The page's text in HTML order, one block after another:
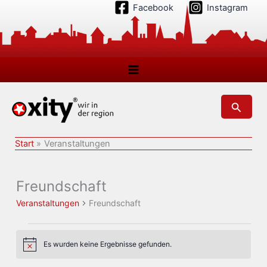
springen
Facebook Instagram
Suchen
Start Veranstaltungen
Freundschaft
Veranstaltungen Freundschaft
HinweisEs wurden keine Ergebnisse gefunden.